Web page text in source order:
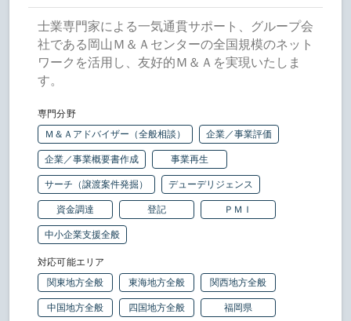
士業専門家による一気通貫サポート、グループ会
社である岡山Ｍ＆Ａセンターの全国規模のネット
ワークを活用し、友好的Ｍ＆Ａを実現いたしま
す。
専門分野
Ｍ＆Ａアドバイザー（全般相談）
企業／事業評価
企業／事業概要書作成 事業再生
サーチ（譲渡案件発掘） デューデリジェンス
資金調達 登記 ＰＭＩ
中小企業支援全般
対応可能エリア
関東地方全般
東海地方全般 関西地方全般
中国地方全般 四国地方全般 福岡県